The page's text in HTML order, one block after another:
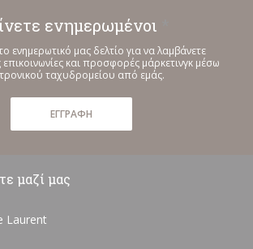
ενημερωμένοι
ενημερωτικό μας δελτίο για να λαμβάνετε
επικοινωνίες και προσφορές μάρκετινγκ μέσω
ταχυδρομείου από εμάς.
ΕΓΓΡΑΦΉ
μαζί μας
Laurent